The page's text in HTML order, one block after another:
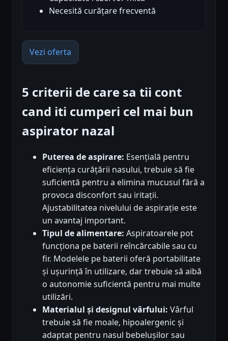
Necesită curățare frecventă
Vezi oferta
5 criterii de care sa tii cont
cand iti cumperi cel mai bun
aspirator nazal
Puterea de aspirare: Esențială pentru
eficiența curățării nasului, trebuie să fie
suficientă pentru a elimina mucusul fără a
provoca disconfort sau iritații.
Ajustabilitatea nivelului de aspirație este
un avantaj important.
Tipul de alimentare: Aspiratoarele pot
funcționa pe baterii reîncărcabile sau cu
fir. Modelele pe baterii oferă portabilitate
și ușurință în utilizare, dar trebuie să aibă
o autonomie suficientă pentru mai multe
utilizări.
Materialul și designul vârfului: Vârful
trebuie să fie moale, hipoalergenic și
adaptat pentru nasul bebelușilor sau